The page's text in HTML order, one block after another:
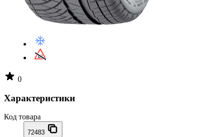
0
Характеристики
Код товара
72483